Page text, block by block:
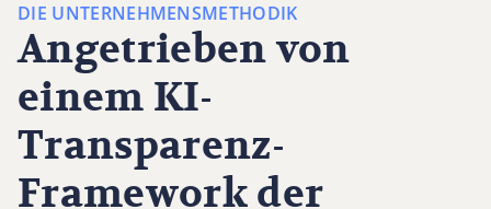
DIE UNTERNEHMENSMETHODIK
Angetrieben von
einem KI-
Transparenz-
Framework der